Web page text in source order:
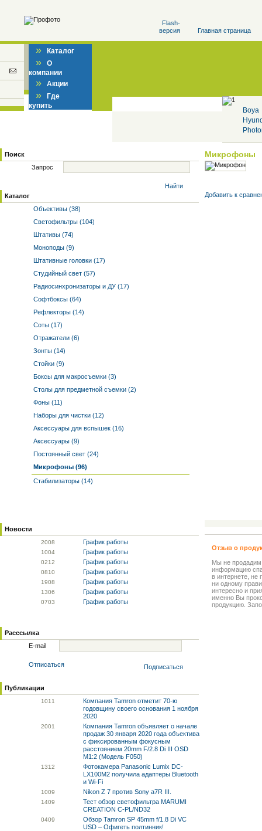
Flash-
версия
Главная страница
» Каталог
» О
компании
» Акции
» Где
купить
Boya
Поиск
Запрос
Найти
Каталог
Объективы (38)
Светофильтры (104)
Штативы (74)
Моноподы (9)
Штативные головки (17)
Студийный свет (57)
Радиосинхронизаторы и ДУ (17)
Софтбоксы (64)
Рефлекторы (14)
Соты (17)
Отражатели (6)
Зонты (14)
Стойки (9)
Боксы для макросъемки (3)
Столы для предметной съемки (2)
Фоны (11)
Наборы для чистки (12)
Аксессуары для вспышек (16)
Аксессуары (9)
Постоянный свет (24)
Микрофоны (96)
Стабилизаторы (14)
Новости
2008 График работы
1004 График работы
0212 График работы
0810 График работы
1908 График работы
1306 График работы
0703 График работы
Расссылка
E-mail
Отписаться Подписаться
Публикации
1011
Компания Tamron отметит 70-ю
годовщину своего основания 1 ноября
2020
2001
Компания Tamron объявляет о начале
продаж 30 января 2020 года объектива
с фиксированным фокусным
расстоянием 20mm F/2.8 Di III OSD
M1:2 (Модель F050)
1312
Фотокамера Panasonic Lumix DC-
LX100M2 получила адаптеры Bluetooth
и Wi-Fi
1009 Nikon Z 7 против Sony a7R III.
1409
Тест обзор светофильтра MARUMI
CREATION C-PL/ND32
0409
Обзор Tamron SP 45mm f/1.8 Di VC
USD – Офигеть полтинник!
Микрофоны
Добавить к
Отзыв о
Мы не
информацию
в интернете, не
ни одному
интересно и
именно Вы
продукцию.